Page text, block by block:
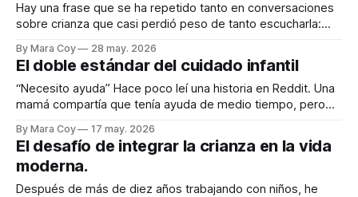
Hay una frase que se ha repetido tanto en conversaciones
sobre crianza que casi perdió peso de tanto escucharla:
creyendo profundamente que es verdad. Lo creo como
cuidadora. Lo creo como maestra. Lo creo como tía. Lo
creo
By Mara Coy 28 may. 2026
El doble estándar del cuidado infantil
“Necesito ayuda” Hace poco leí una historia en Reddit. Una
mamá compartía que tenía ayuda de medio tiempo, pero
que realmente no “necesitaba” más ayuda para sobrevivir,
pero que honestamente le haría bien: a su relación, a su
descanso, a
By Mara Coy 17 may. 2026
El desafío de integrar la crianza en la vida
moderna.
Después de más de diez años trabajando con niños, he